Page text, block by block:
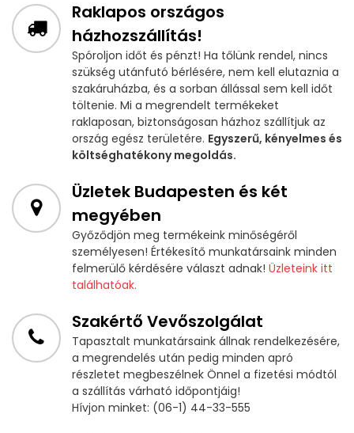
Raklapos országos
házhozszállítás!
Spóroljon időt és pénzt! Ha tőlünk rendel, nincs
szükség utánfutó bérlésére, nem kell elutaznia a
szakáruházba, és a sorban állással sem kell időt
töltenie. Mi a megrendelt termékeket
raklaposan, biztonságosan házhoz szállítjuk az
ország egész területére. Egyszerű, kényelmes és
költséghatékony megoldás.
Üzletek Budapesten és két
megyében
Győződjön meg termékeink minőségéről
személyesen! Értékesítő munkatársaink minden
felmerülő kérdésére választ adnak! Üzleteink itt
találhatóak.
Szakértő Vevőszolgálat
Tapasztalt munkatársaink állnak rendelkezésére,
a megrendelés után pedig minden apró
részletet megbeszélnek Önnel a fizetési módtól
a szállítás várható időpontjáig!
Hívjon minket: (06-1) 44-33-555